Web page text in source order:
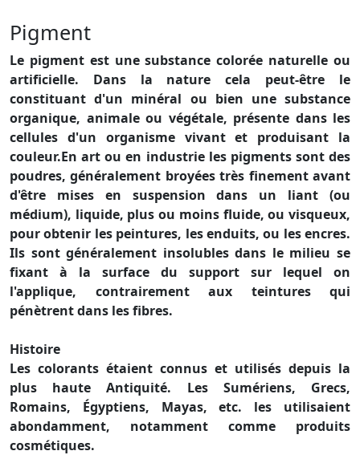
Pigment
Le pigment est une substance colorée naturelle ou
artificielle. Dans la nature cela peut-être le
constituant d'un minéral ou bien une substance
organique, animale ou végétale, présente dans les
cellules d'un organisme vivant et produisant la
couleur.En art ou en industrie les pigments sont des
poudres, généralement broyées très finement avant
d'être mises en suspension dans un liant (ou
médium), liquide, plus ou moins fluide, ou visqueux,
pour obtenir les peintures, les enduits, ou les encres.
Ils sont généralement insolubles dans le milieu se
fixant à la surface du support sur lequel on
l'applique, contrairement aux teintures qui
pénètrent dans les fibres.
Histoire
Les colorants étaient connus et utilisés depuis la
plus haute Antiquité. Les Sumériens, Grecs,
Romains, Égyptiens, Mayas, etc. les utilisaient
abondamment, notamment comme produits
cosmétiques.